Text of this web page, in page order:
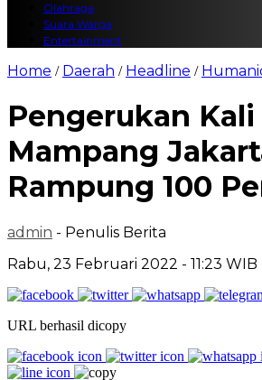
Olahraga
Suara Warga
Entertainment
Home / Daerah / Headline /
Pengerukan Kali
Mampang
Rampung 100
admin - Penulis Berita
Rabu, 23 Februari 2022 - 11:23 WIB
URL berhasil dicopy